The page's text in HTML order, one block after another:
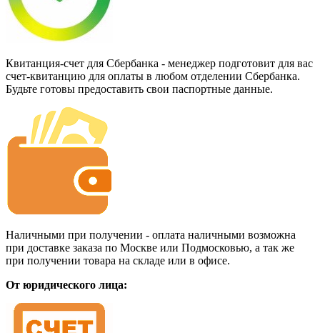
Квитанция-счет для Сбербанка - менеджер подготовит для вас
счет-квитанцию для оплаты в любом отделении Сбербанка.
Будьте готовы предоставить свои паспортные данные.
Наличными при получении - оплата наличными возможна
при доставке заказа по Москве или Подмосковью, а так же
при получении товара на складе или в офисе.
От юридического лица: